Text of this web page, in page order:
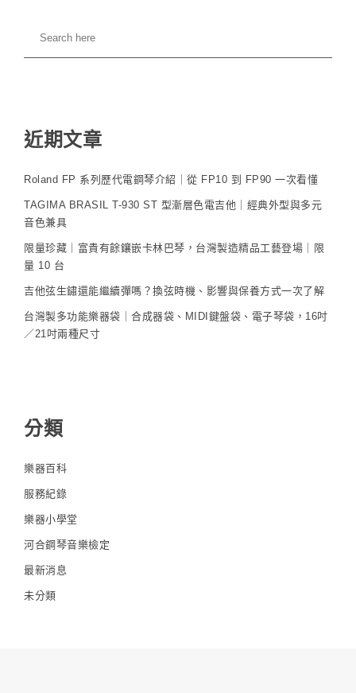
近期文章
Roland FP 系列歷代電鋼琴介紹｜從 FP10 到 FP90 一次看懂
TAGIMA BRASIL T-930 ST 型漸層色電吉他｜經典外型與多元
音色兼具
限量珍藏｜富貴有餘鑲嵌卡林巴琴，台灣製造精品工藝登場｜限
量 10 台
吉他弦生鏽還能繼續彈嗎？換弦時機、影響與保養方式一次了解
台灣製多功能樂器袋｜合成器袋、MIDI鍵盤袋、電子琴袋，16吋
／21吋兩種尺寸
分類
樂器百科
服務紀錄
樂器小學堂
河合鋼琴音樂檢定
最新消息
未分類